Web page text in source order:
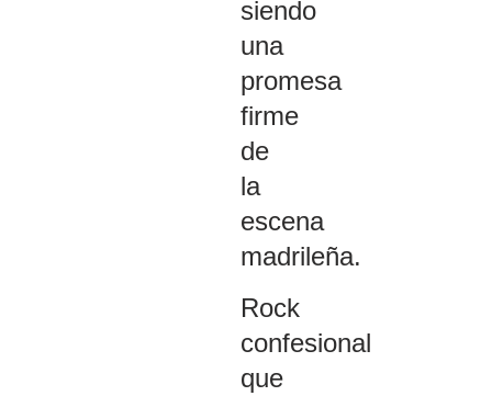
siendo
una
promesa
firme
de
la
escena
madrileña.
Rock
confesional
que